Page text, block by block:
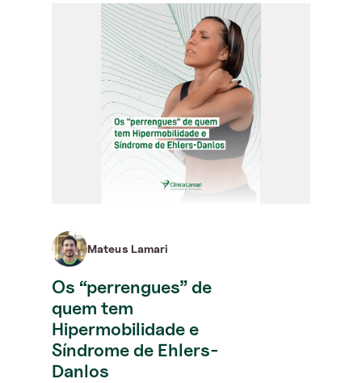
Mateus Lamari
Os “perrengues” de
quem tem
Hipermobilidade e
Síndrome de Ehlers-
Danlos